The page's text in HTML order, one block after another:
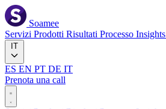
Soamee
Servizi Prodotti Risultati Processo Insights
ES EN PT DE IT
Prenota una call